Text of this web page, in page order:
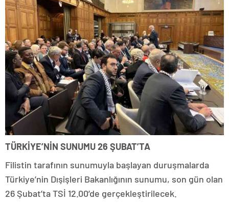
TÜRKİYE’NİN SUNUMU 26 ŞUBAT’TA
Filistin tarafının sunumuyla başlayan duruşmalarda
Türkiye’nin Dışişleri Bakanlığının sunumu, son gün olan
26 Şubat’ta TSİ 12.00’de gerçekleştirilecek.